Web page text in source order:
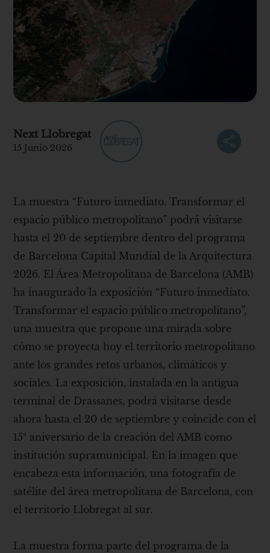
Next Llobregat
15 Junio 2026
La muestra “Futuro inmediato. Transformar el
espacio público metropolitano” podrá visitarse
hasta el 20 de septiembre dentro del programa
de Barcelona Capital Mundial de la Arquitectura
2026. El Área Metropolitana de Barcelona (AMB)
ha inaugurado la exposición “Futuro inmediato.
Transformar el espacio público metropolitano”,
una muestra que propone una mirada sobre
cómo se proyecta hoy el territorio metropolitano
ante los grandes retos urbanos, climáticos y
sociales. La exposición, instalada en la antigua
terminal de Drassanes, podrá visitarse desde
ahora hasta el 20 de septiembre y coincide con el
15º aniversario de la creación del AMB como
institución supramunicipal. En la imagen que
encabeza esta información, una fotografía de
satélite del área metropolitana de Barcelona, con
el territorio Llobregat al sur.
La muestra forma parte del programa de la